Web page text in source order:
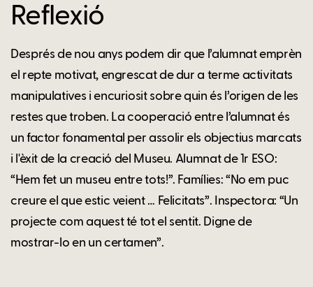
Reflexió
Després de nou anys podem dir que l’alumnat emprèn
el repte motivat, engrescat de dur a terme activitats
manipulatives i encuriosit sobre quin és l’origen de les
restes que troben. La cooperació entre l’alumnat és
un factor fonamental per assolir els objectius marcats
i l'èxit de la creació del Museu. Alumnat de 1r ESO:
“Hem fet un museu entre tots!”. Famílies: “No em puc
creure el que estic veient … Felicitats”. Inspectora: “Un
projecte com aquest té tot el sentit. Digne de
mostrar-lo en un certamen”.